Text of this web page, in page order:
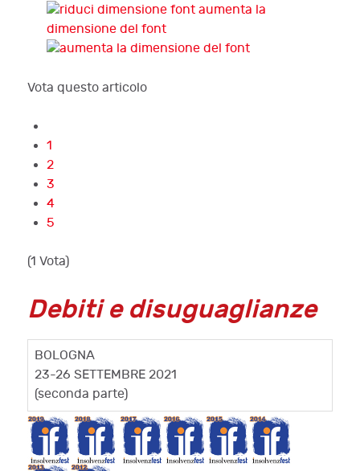
aumenta la
dimensione del font
Vota questo articolo
1
2
3
4
5
(1 Vota)
Debiti e disuguaglianze
BOLOGNA
23-26 SETTEMBRE 2021
(seconda parte)